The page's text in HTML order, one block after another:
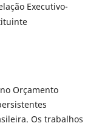
Executivo-
Orçamento
Os trabalhos